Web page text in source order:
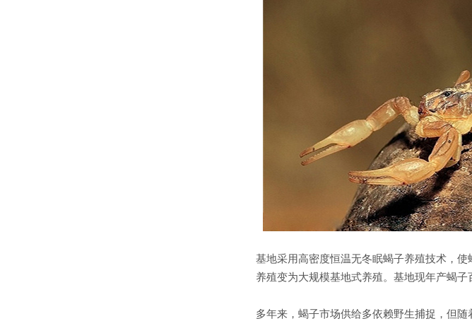
基地采用高密度恒温无冬眠蝎子养殖技术，
养殖变为大规模基地式养殖。基地现年产蝎
多年来，蝎子市场供给多依赖野生捕捉，但